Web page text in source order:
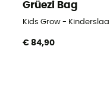
Grüezi Bag
Kids Grow -
€ 84,90